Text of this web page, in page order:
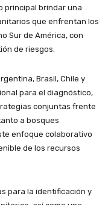
principal brindar una
que enfrentan los
Sur de América, con
de riesgos.
Brasil, Chile y
para el diagnóstico,
conjuntas frente
a bosques
enfoque colaborativo
de los recursos
para la identificación y